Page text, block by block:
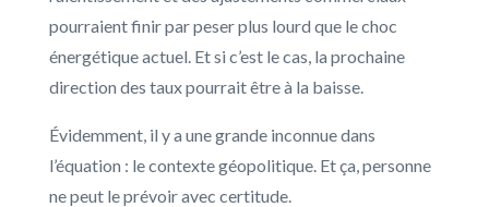
pourraient finir par peser plus lourd que le choc
énergétique actuel. Et si c’est le cas, la prochaine
direction des taux pourrait être à la baisse.
Évidemment, il y a une grande inconnue dans
l’équation : le contexte géopolitique. Et ça, personne
ne peut le prévoir avec certitude.